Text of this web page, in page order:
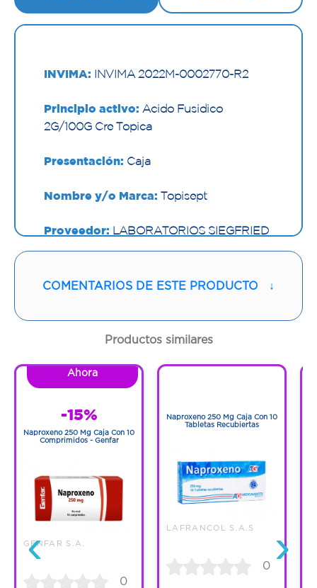
INVIMA: INVIMA 2022M-0002770-R2
Principio activo: Acido Fusidico
2G/100G Cre Topica
Presentación: Caja
Nombre y/o Marca: Topisept
Proveedor: LABORATORIOS SIEGFRIED
S.A
Vía de administración:TOPICA
Contenido:15 G
Código:892415
COMENTARIOS DE ESTE PRODUCTO ↓
Productos similares
‹
Ahora
-15%
Naproxeno 250 Mg Caja Con 10
Comprimidos - Genfar
GENFAR S.A.
0
Naproxeno 250 Mg Caja Con 10
Tabletas Recubiertas
LAFRANCOL S.A.S
0 ›